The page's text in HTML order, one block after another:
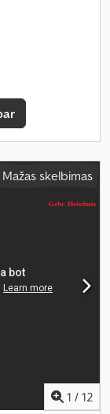
Mažas skelbimas
1 / 12